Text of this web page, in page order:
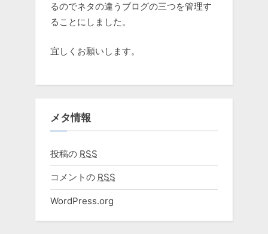
るのでネタの違うブログの三つを管理す
ることにしました。
宜しくお願いします。
メタ情報
投稿の RSS
コメントの RSS
WordPress.org